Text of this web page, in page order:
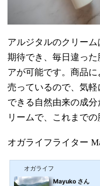
アルジタルのクリー
期待でき、毎日違っ
アが可能です。商品
売っているので、気
できる自然由来の成
リームで、これまで
オガライフライター
オガライフ
Mayuko さん